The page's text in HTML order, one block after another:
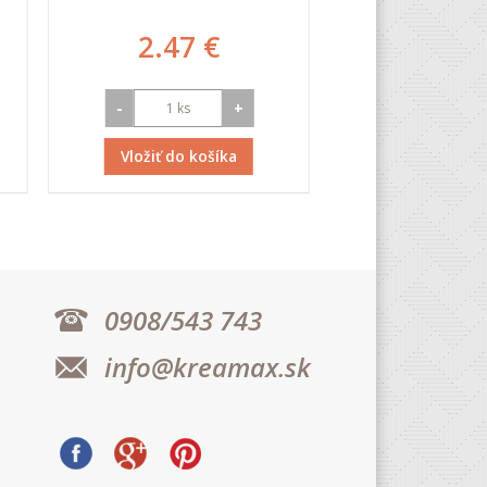
2.47 €
- +
Vložiť do košíka
3 €
Vložiť do
0908/543 743
info@kreamax.sk